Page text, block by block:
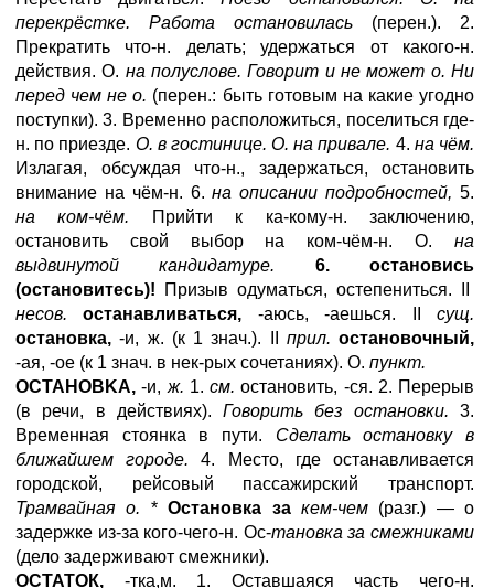
перекрёстке. Работа остановилась (перен.). 2.
Прекратить что-н. делать; удержаться от какого-н.
действия. О. на полуслове. Говорит и не может о. Ни
перед чем не о. (перен.: быть готовым на какие угодно
поступки). 3. Временно расположиться, поселиться где-
н. по приезде. О. в гостинице. О. на привале. 4. на чём.
Излагая, обсуждая что-н., задержаться, остановить
внимание на чём-н. 6.на описании подробностей, 5.
на ком-чём. Прийти к ка-кому-н. заключению,
остановить свой выбор на ком-чём-н. О. на
выдвинутой кандидатуре. 6. остановись
(остановитесь)!
Призыв одуматься, остепениться. II
несов.останавливаться, -аюсь, -аешься. IIсущ.
остановка, -и, ж. (к 1 знач.). II прил. остановочный,
-ая, -ое (к 1 знач. в нек-рых сочетаниях). О. пункт.
OCTAHOBKA, -и, ж. 1. см. остановить, -ся. 2. Перерыв
(в речи, в действиях).Говорить без остановки. 3.
Временная стоянка в пути. Сделать остановку в
ближайшем городе. 4. Место, где останавливается
городской, рейсовый пассажирский транспорт.
Трамвайная о. *Остановка за кем-чем (разг.) — о
задержке из-за кого-чего-н. Ос-тановка за смежниками
(дело задерживают смежники).
ОСТАТОК, -тка,м. 1. Оставшаяся часть чего-н.